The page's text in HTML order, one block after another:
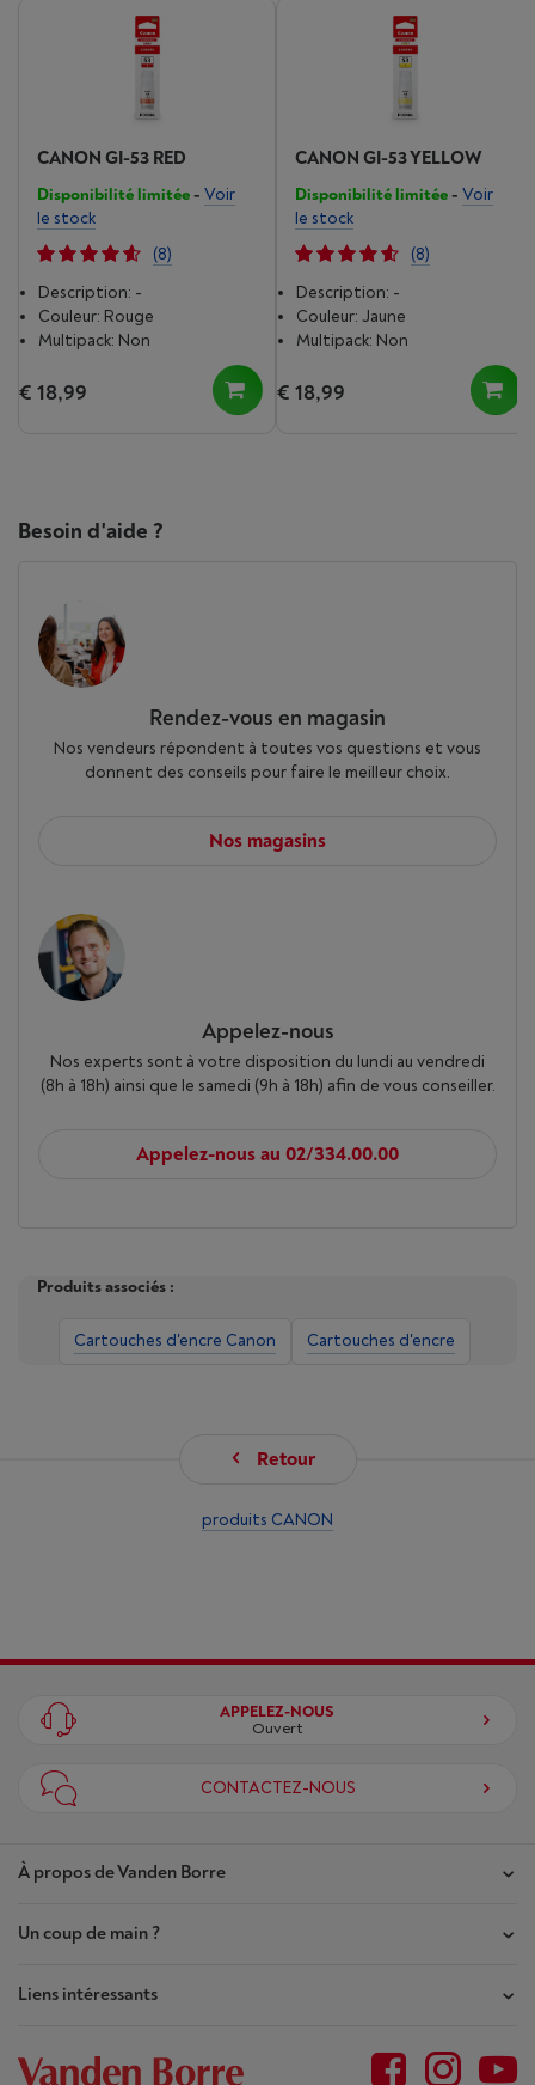
CANON GI-53 RED
Disponibilité limitée- Voir
le stock
(8)
Description: -
Couleur: Rouge
Multipack: Non
€ 18,99
CANON GI-53 YELLOW
Disponibilité limitée- Voir
le stock
(8)
Description: -
Couleur: Jaune
Multipack: Non
€ 18,99
Besoin d'aide ?
Rendez-vous en magasin
Nos vendeurs répondent à toutes vos questions et vous
donnent des conseils pour faire le meilleur choix.
Nos magasins
Appelez-nous
Nos experts sont à votre disposition du lundi au vendredi
(8h à 18h) ainsi que le samedi (9h à 18h) afin de vous conseiller.
Appelez-nous au 02/334.00.00
Produits associés :
Cartouches d'encre Canon Cartouches d'encre
Retour
produits CANON
À propos de Vanden Borre
Nos magasins
Contrat de Confiance
Plan du site
Un coup de main ?
Mes commandes
Liens intéressants
Outlet
APPELEZ-NOUS
Ouvert
CONTACTEZ-NOUS